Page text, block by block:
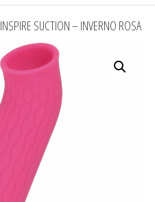
INSPIRE SUCTION – INVERNO ROSA